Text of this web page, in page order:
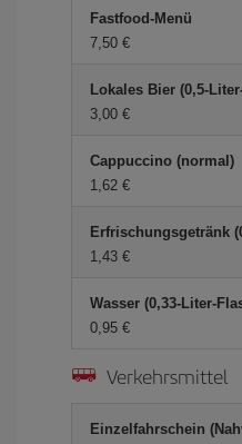
Fastfood-Menü
7,50 €
Lokales Bier (0,5-
3,00 €
Cappuccino (normal)
1,62 €
Erfrischungsgetränk
1,43 €
Wasser (0,33-Liter-
0,95 €
Verkehrsmittel
Einzelfahrschein